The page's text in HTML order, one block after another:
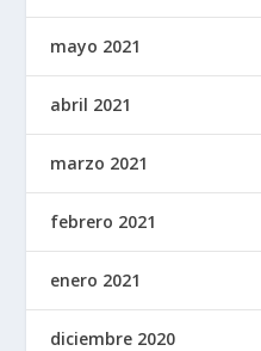
mayo 2021
abril 2021
marzo 2021
febrero 2021
enero 2021
diciembre 2020